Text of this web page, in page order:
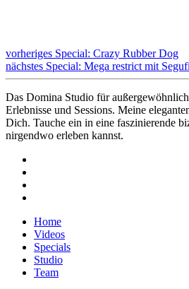
vorheriges Special: Crazy Rubber Dog
nächstes Special: Mega restrict mit
Das Domina Studio für
Erlebnisse und Sessions. Meine
Dich. Tauche ein in eine faszinierende
nirgendwo erleben kannst.
Home
Videos
Specials
Studio
Team